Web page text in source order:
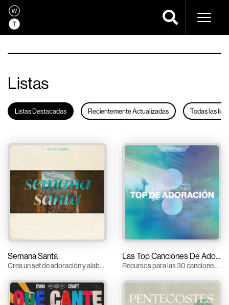
Listas
Listas Destacadas Recientemente Actualizadas Todas las
Semana Santa
Crea un set de adoración y alabanza que conmemora la Semana Santa
Las Top Canciones De Adoración
Recursos para las 30 canciones más populares